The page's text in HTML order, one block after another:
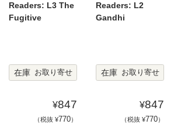
Readers: L3 The
Fugitive
在庫 お取り寄せ
¥847
（税抜 ¥770）
Readers: L2
Gandhi
在庫 お取り寄せ
¥847
（税抜 ¥770）